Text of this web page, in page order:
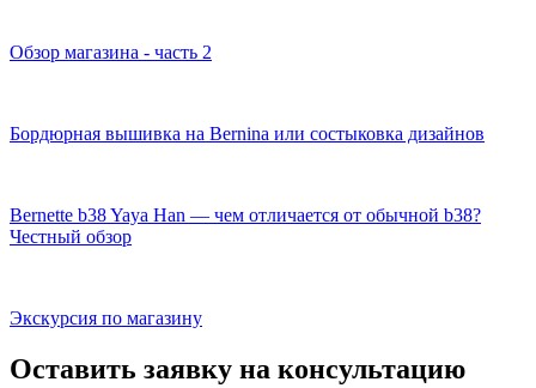
Обзор магазина - часть 2
Бордюрная вышивка на Bernina или состыковка дизайнов
Bernette b38 Yaya Han — чем отличается от обычной b38?
Честный обзор
Экскурсия по магазину
Оставить заявку на консультацию